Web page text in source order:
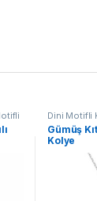
Dini Motifli
TAKI
Duası
Gümüş
Kolye